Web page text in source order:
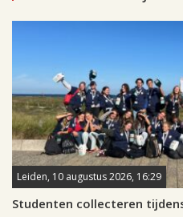
Leiden, 10 augustus 2026, 16:29
Studenten collecteren